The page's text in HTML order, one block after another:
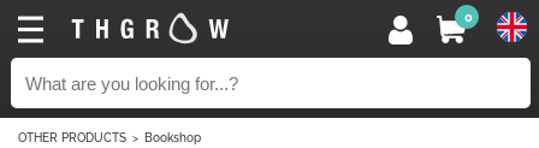
0
OTHER PRODUCTS Bookshop